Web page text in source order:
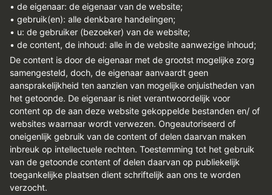
• de eigenaar: de eigenaar van de website;
• gebruik(en): alle denkbare handelingen;
• u: de gebruiker (bezoeker) van de website;
• de content, de inhoud: alle in de website aanwezige inhoud;
De content is door de eigenaar met de grootst mogelijke zorg
samengesteld, doch, de eigenaar aanvaardt geen
aansprakelijkheid ten aanzien van mogelijke onjuistheden van
het getoonde. De eigenaar is niet verantwoordelijk voor
content op de aan deze website gekoppelde bestanden en/ of
websites waarnaar wordt verwezen. Ongeautoriseerd of
oneigenlijk gebruik van de content of delen daarvan maken
inbreuk op intellectuele rechten. Toestemming tot het gebruik
van de getoonde content of delen daarvan op publiekelijk
toegankelijke plaatsen dient schriftelijk aan ons te worden
verzocht.